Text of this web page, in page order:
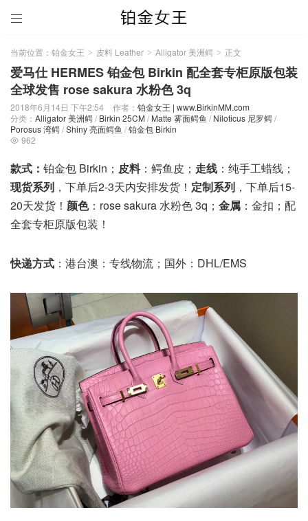

当前位置： 铂金女王 > 皮料 Leather > Alligator 美洲鳄 > 正文
爱马仕 HERMES 铂金包 Birkin 配全套专柜原版包装
全球发售 rose sakura 水粉色 3q
2018年6月14日 下午2:54 作者： 铂金女王 | www.BirkinMM.com
分类： Alligator 美洲鳄/ Birkin 25CM/ Matte 雾面鳄鱼 / Niloticus 尼罗鳄/
Porosus 湾鳄/Shiny 亮面鳄鱼 /铂金包 Birkin
 962
款式： 铂金包 Birkin； 皮料：鳄鱼皮； 走线 ：纯手工蜡线；
现货系列 ，下单后2-3天内安排发货！ 定制系列 ，下单后15-
20天发货！ 颜色：rose sakura 水粉色 3q； 金属 ：金扣；配
全套专柜原版包装！
快递方式 ：港台澳：专线物流；国外：DHL/EMS